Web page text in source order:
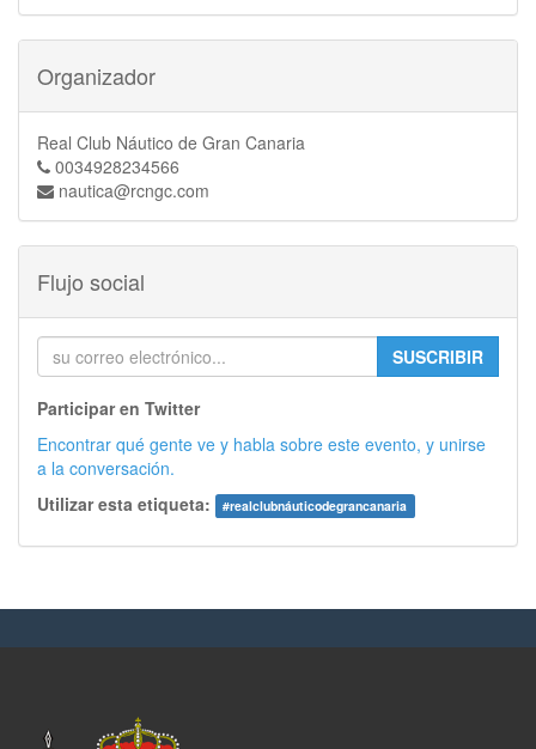
Organizador
Real Club Náutico de Gran Canaria
0034928234566
nautica@rcngc.com
Flujo social
SUSCRIBIR
Participar en Twitter
Encontrar qué gente ve y habla sobre este evento, y unirse
a la conversación.
Utilizar esta etiqueta:
#realclubnáuticodegrancanaria